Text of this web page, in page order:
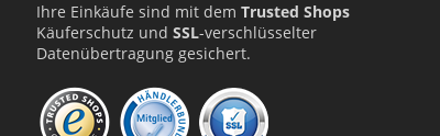
Ihre Einkäufe sind mit dem Trusted Shops
Käuferschutz und SSL-verschlüsselter
Datenübertragung gesichert.